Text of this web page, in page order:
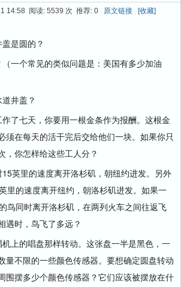
14:58 阅读: 5539 次 推荐: 0 原文链接 [收藏]
是圆的？
一个常见的类似问题是：美国有多少加油
井盖？
了七天，你要用一根金条作为报酬。这根金
须在每天的活干完后交给他们一块。如果你只
，你怎样给这些工人分？
英里的速度离开洛杉矶，朝纽约进发。另外
里的速度离开纽约，朝洛杉矶进发。如果一
鸟同时离开洛杉矶，在两列火车之间往返飞
遇时，鸟飞了多远？
上的唱盘那样转动。这张盘一半是黑色，一
量不限的一些颜色传感器。要想确定圆盘转动
围摆多少个颜色传感器？它们应该被摆放在什